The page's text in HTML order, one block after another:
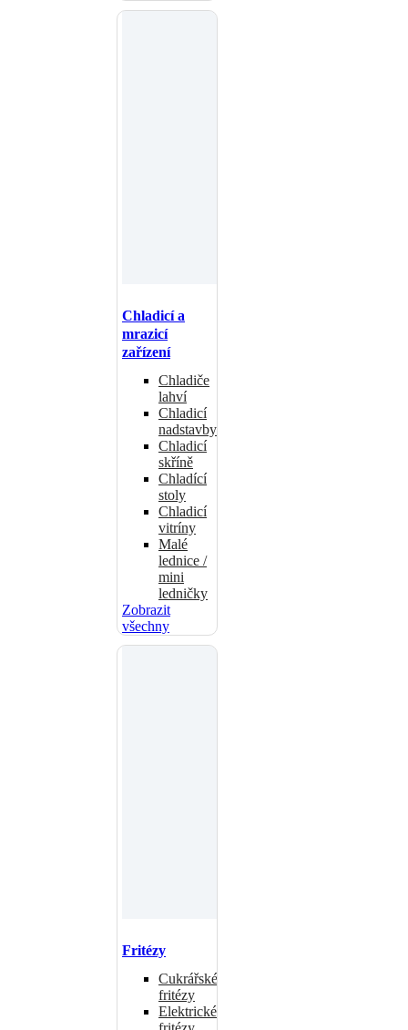
Chladicí a
mrazicí
zařízení
Chladiče
lahví
Chladicí
nadstavby
Chladicí
skříně
Chladící
stoly
Chladicí
vitríny
Malé
lednice /
mini
ledničky
Zobrazit
všechny
Fritézy
Cukrářské
fritézy
Elektrické